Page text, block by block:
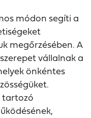
módon segíti a
megőrzésében. A
vállalnak a
önkéntes
tartozó